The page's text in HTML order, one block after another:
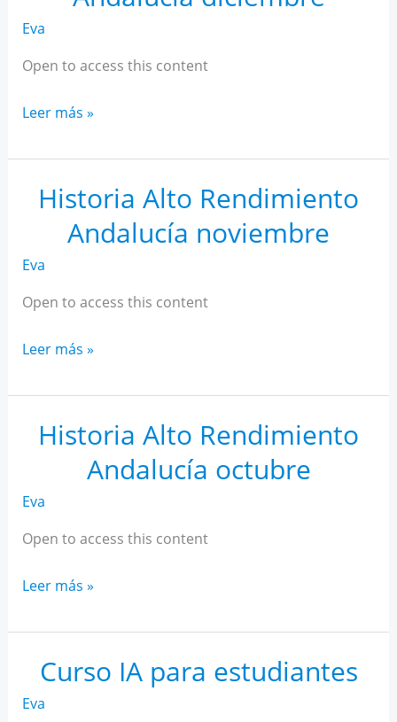
Eva
Open to access this content
Historia
Rendimiento
Andalucía
diciembre
Leer más »
Historia Alto Rendimiento
Andalucía noviembre
Eva
Open to access this content
Historia
Rendimiento
Andalucía
noviembre
Leer más »
Historia Alto Rendimiento
Andalucía octubre
Eva
Open to access this content
Historia
Rendimiento
Andalucía
octubre
Leer más »
Curso IA para estudiantes
Eva